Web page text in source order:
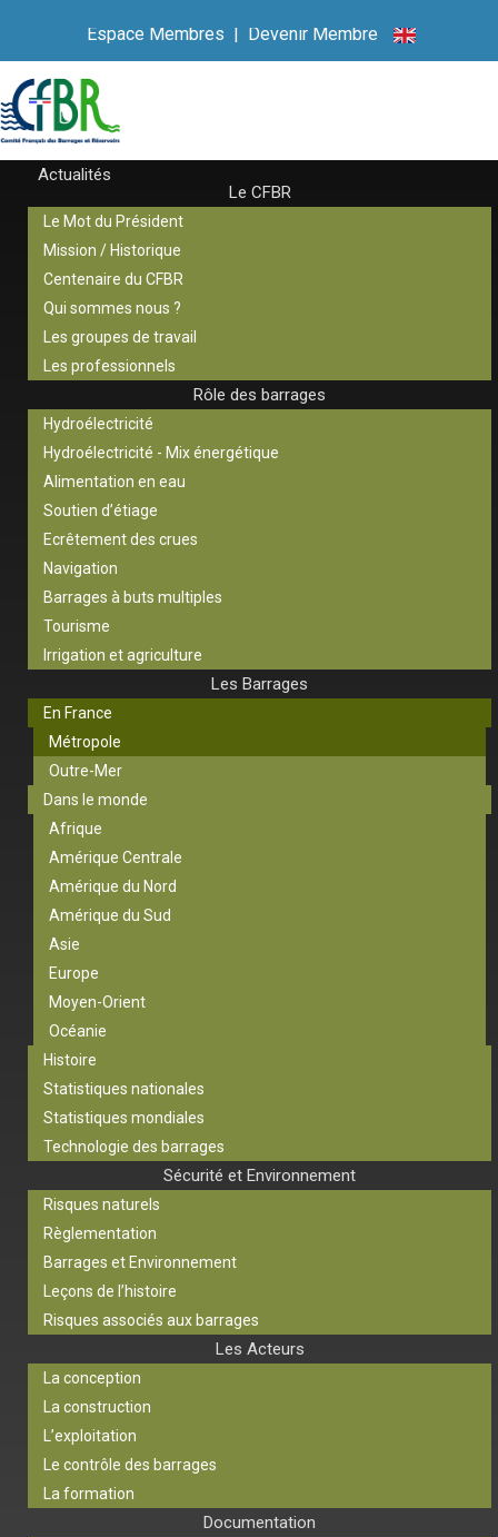
Espace Membres | Devenir Membre
Actualités
Le CFBR
Le Mot du Président
Mission / Historique
Centenaire du CFBR
Qui sommes nous ?
Les groupes de travail
Les professionnels
Rôle des barrages
Hydroélectricité
Hydroélectricité - Mix énergétique
Alimentation en eau
Soutien d’étiage
Ecrêtement des crues
Navigation
Barrages à buts multiples
Tourisme
Irrigation et agriculture
Les Barrages
En France
Métropole
Outre-Mer
Dans le monde
Afrique
Amérique Centrale
Amérique du Nord
Amérique du Sud
Asie
Europe
Moyen-Orient
Océanie
Histoire
Statistiques nationales
Statistiques mondiales
Technologie des barrages
Sécurité et Environnement
Risques naturels
Règlementation
Barrages et Environnement
Leçons de l’histoire
Risques associés aux barrages
Les Acteurs
La conception
La construction
L’exploitation
Le contrôle des barrages
La formation
Documentation